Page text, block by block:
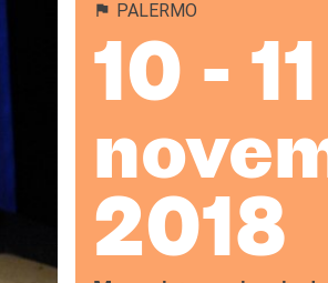
PALERMO
10 - 11
2018